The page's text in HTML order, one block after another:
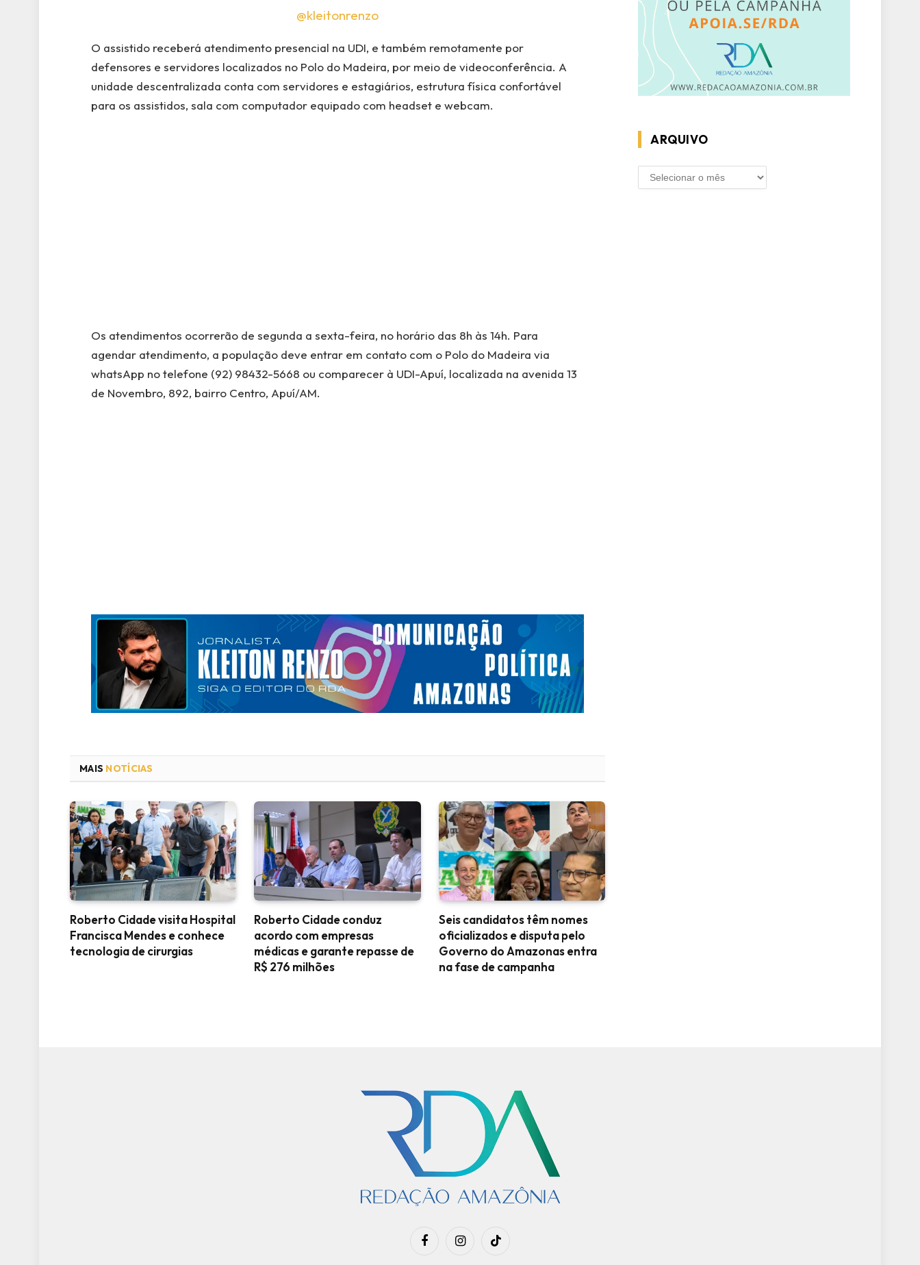
@kleitonrenzo
O assistido receberá atendimento presencial na UDI, e também remotamente por
defensores e servidores localizados no Polo do Madeira, por meio de videoconferência. A
unidade descentralizada conta com servidores e estagiários, estrutura física confortável
para os assistidos, sala com computador equipado com headset e webcam.
Os atendimentos ocorrerão de segunda a sexta-feira, no horário das 8h às 14h. Para
agendar atendimento, a população deve entrar em contato com o Polo do Madeira via
whatsApp no telefone (92) 98432-5668 ou comparecer à UDI-Apuí, localizada na avenida 13
de Novembro, 892, bairro Centro, Apuí/AM.
MAIS NOTÍCIAS
Roberto Cidade visita Hospital
Francisca Mendes e conhece
tecnologia de cirurgias
Roberto Cidade conduz
acordo com empresas
médicas e garante repasse de
R$ 276 milhões
Seis candidatos têm nomes
oficializados e disputa pelo
Governo do Amazonas entra
na fase de campanha
ARQUIVO
ARQUIVO
FacebookInstagramTikTok